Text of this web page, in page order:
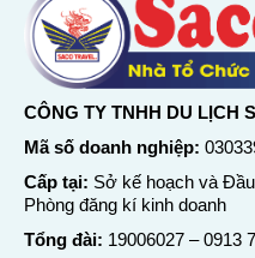
CÔNG TY TNHH DU LỊCH
Mã số doanh nghiệp:
Cấp tại: Sở kế hoạch và
Phòng đăng kí kinh doanh
Tổng đài: 19006027 –0913